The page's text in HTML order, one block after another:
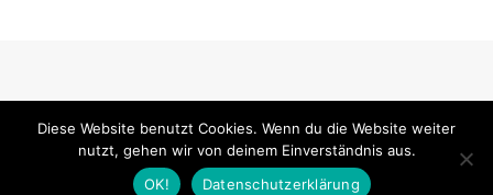
GmbH
MSV Medien
Diese Website benutzt Cookies. Wenn du die Website weiter
nutzt, gehen wir von deinem Einverständnis aus.
OK!
Datenschutzerklärung